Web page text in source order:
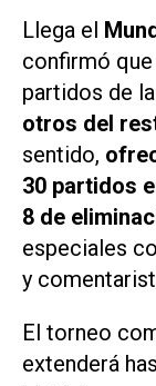
Llega el
confirmó que
partidos de la
otros del
sentido,
30 partidos
8 de
especiales
y
El torneo
extenderá